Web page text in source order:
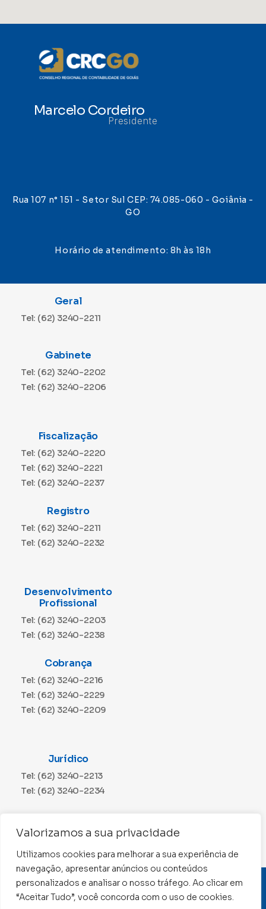
Valorizamos a sua privacidade
Utilizamos cookies para melhorar a sua experiência de
navegação, apresentar anúncios ou conteúdos
personalizados e analisar o nosso tráfego. Ao clicar em
“Aceitar Tudo”, você concorda com o uso de cookies.
Marcelo Cordeiro
Presidente
Rua 107 n° 151 - Setor Sul CEP: 74.085-060 - Goiânia -
GO
Horário de atendimento: 8h às 18h
Geral
Tel: (62) 3240-2211
Gabinete
Tel: (62) 3240-2202
Tel: (62) 3240-2206
Fiscalização
Tel: (62) 3240-2220
Tel: (62) 3240-2221
Tel: (62) 3240-2237
Registro
Tel: (62) 3240-2211
Tel: (62) 3240-2232
Desenvolvimento
Profissional
Tel: (62) 3240-2203
Tel: (62) 3240-2238
Cobrança
Tel: (62) 3240-2216
Tel: (62) 3240-2229
Tel: (62) 3240-2209
Jurídico
Tel: (62) 3240-2213
Tel: (62) 3240-2234
Tel: (62) 3240-2230
CNPJ: 01.015.676/0001-11
Conselho Regional de Contabilidade de Goiás 2022 –